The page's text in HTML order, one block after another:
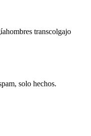
hombres transcolgajo
solo hechos.